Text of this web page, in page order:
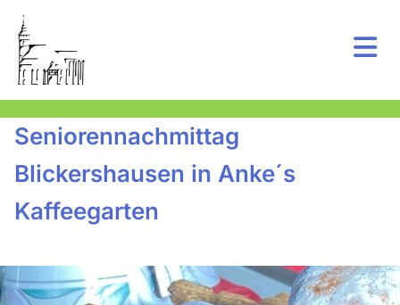
Seniorennachmittag
Blickershausen in Anke´s
Kaffeegarten